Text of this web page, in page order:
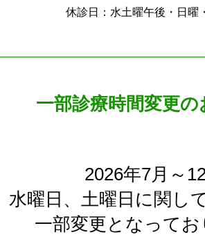
休診日：水土曜午後・日曜
一部診療時間変更
2026年7月～
水曜日、土曜日に関し
一部変更となって